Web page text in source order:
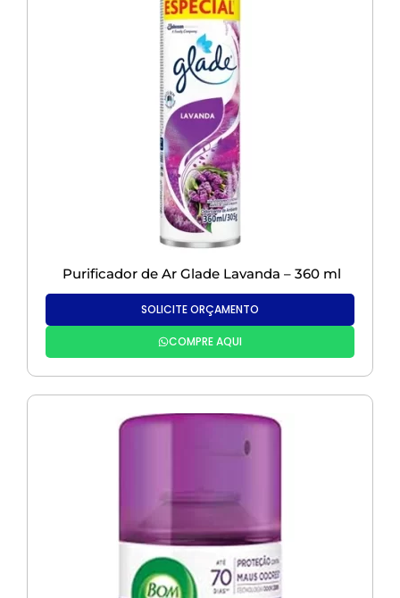
Purificador de Ar Glade Lavanda – 360 ml
SOLICITE ORÇAMENTO
COMPRE AQUI